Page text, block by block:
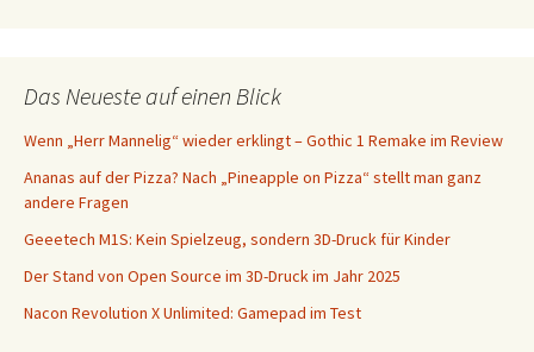
Das Neueste auf einen Blick
Wenn „Herr Mannelig“ wieder erklingt – Gothic 1 Remake im Review
Ananas auf der Pizza? Nach „Pineapple on Pizza“ stellt man ganz
andere Fragen
Geeetech M1S: Kein Spielzeug, sondern 3D-Druck für Kinder
Der Stand von Open Source im 3D-Druck im Jahr 2025
Nacon Revolution X Unlimited: Gamepad im Test